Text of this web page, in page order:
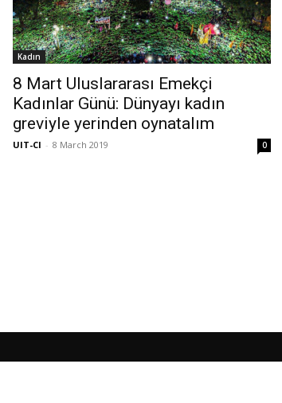
Kadın
8 Mart Uluslararası Emekçi
Kadınlar Günü: Dünyayı kadın
greviyle yerinden oynatalım
UIT-CI - 8 March 2019 0